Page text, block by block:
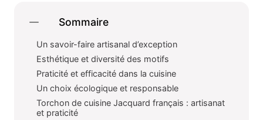
Sommaire
Un savoir-faire artisanal d’exception
Esthétique et diversité des motifs
Praticité et efficacité dans la cuisine
Un choix écologique et responsable
Torchon de cuisine Jacquard français : artisanat
et praticité